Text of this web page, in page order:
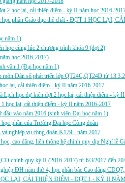
2 học lại, cải thiện điểm - kỳ II năm hoc 2016-
học phần Giáo dục thể chất - ĐỢT 1 HỌC LẠI,
năm 1)
học cùng lúc 2 chương trình khóa 9 (đợt 2)
học 2016-2017)
văn 1 (Đại học năm 1)
môn Dân số phát triển lớp QT24C,QT24D từ
lại, cải thiện điểm - kỳ II năm 2016-2017
Lịch học dự kiến đợt 2 học lại, cải thiện điểm - kỳ
học lại, cải thiện điểm - kỳ II năm 2016-2017
vào năm 2016 (sinh viên Đại học năm 1)
phần của Trường Đại học Công đoàn
nghiệp vụ công đoàn K179 - năm 2017
cao đẳng, liên thông hệ chính quy dịp Nghỉ lễ
chính quy kỳ II (2016-2017) từ 6/3/2017 đến
ĐH năm thứ 4, học phần bậc Cao đẳng
LẠI, CẢI THIỆN ĐIỂM - ĐỢT 1 - KỲ II NĂM